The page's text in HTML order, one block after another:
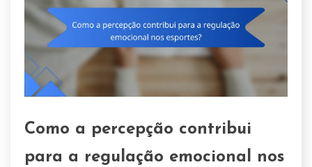
Como a percepção contribui
para a regulação emocional nos